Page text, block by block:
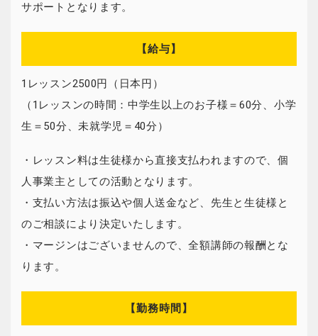
サポートとなります。
【給与】
1レッスン2500円（日本円）
（1レッスンの時間：中学生以上のお子様＝60分、小学
生＝50分、未就学児＝40分）
・レッスン料は生徒様から直接支払われますので、個
人事業主としての活動となります。
・支払い方法は振込や個人送金など、先生と生徒様と
のご相談により決定いたします。
・マージンはございませんので、全額講師の報酬とな
ります。
【勤務時間】